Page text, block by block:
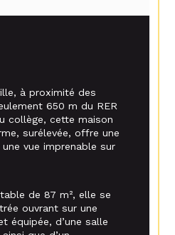
à proximité des
650 m du RER
collège, cette maison
surélevée, offre une
vue imprenable sur
de 87 m², elle se
ouvrant sur une
équipée, d’une salle